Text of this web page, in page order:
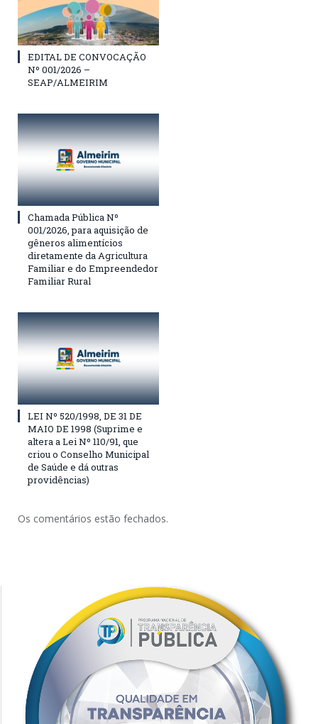
EDITAL DE CONVOCAÇÃO
Nº 001/2026 –
SEAP/ALMEIRIM
Chamada Pública Nº
001/2026, para aquisição de
gêneros alimentícios
diretamente da Agricultura
Familiar e do Empreendedor
Familiar Rural
LEI Nº 520/1998, DE 31 DE
MAIO DE 1998 (Suprime e
altera a Lei Nº 110/91, que
criou o Conselho Municipal
de Saúde e dá outras
providências)
Os comentários estão fechados.